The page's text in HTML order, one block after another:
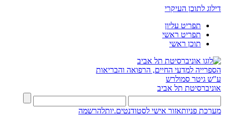
דילוג לתוכן העיקרי
תפריט עליון
תפריט ראשי
תוכן ראשי
הספרייה למדעי החיים, הרפואה והבריאות
ע"ש גיטר סמולרש
אוניברסיטת תל אביב
מערכת פניותאזור אישי לסטודנטים.יותלהרשמה